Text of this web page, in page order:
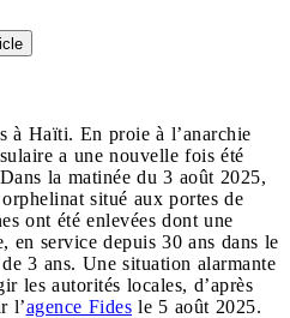
à Haïti. En proie à l’anarchie
a une nouvelle fois été
la matinée du 3 août 2025,
situé aux portes de
ont été enlevées dont une
en service depuis 30 ans dans le
3 ans. Une situation alarmante
les autorités locales, d’après
l’agence Fides le 5 août 2025.